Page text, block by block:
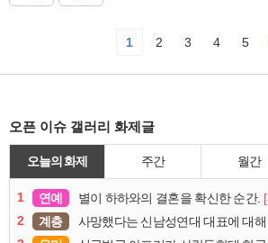
1 2 3 4 5
오픈 이슈 갤러리 화제글
오늘의 화제 주간 월간
1 연예 별이 하하와의 결혼을 확신한 순간.
2
계층 사망했다는 신남성연대 대표에 대